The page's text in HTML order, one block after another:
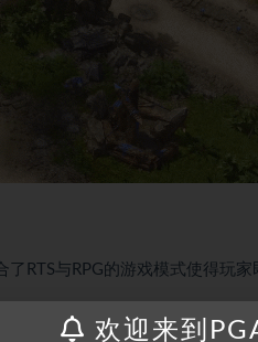
RTS与RPG的游戏模式使得玩
独立扩展内容。您不需要熟悉《
欢迎来到